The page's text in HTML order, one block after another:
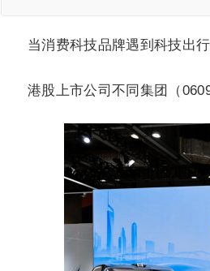
当消费科技品牌遇到科技出
港股上市公司不同集团（